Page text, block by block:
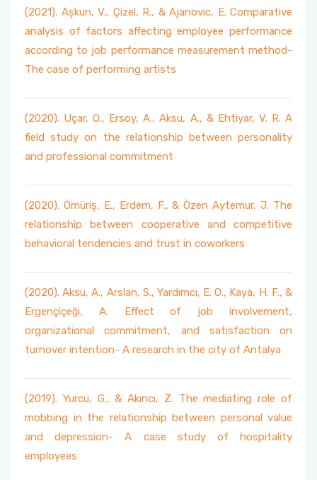
(2021). Aşkun, V., Çizel, R., & Ajanovic, E. Comparative
analysis of factors affecting employee performance
according to job performance measurement method-
The case of performing artists
(2020). Uçar, O., Ersoy, A., Aksu, A., & Ehtiyar, V. R. A
field study on the relationship between personality
and professional commitment
(2020). Ömüriş, E., Erdem, F., & Özen Aytemur, J. The
relationship between cooperative and competitive
behavioral tendencies and trust in coworkers
(2020). Aksu, A., Arslan, S., Yardımcı, E. O., Kaya, H. F., &
Ergençiçeği, A. Effect of job involvement,
organizational commitment, and satisfaction on
turnover intention- A research in the city of Antalya
(2019). Yurcu, G., & Akıncı, Z. The mediating role of
mobbing in the relationship between personal value
and depression- A case study of hospitality
employees